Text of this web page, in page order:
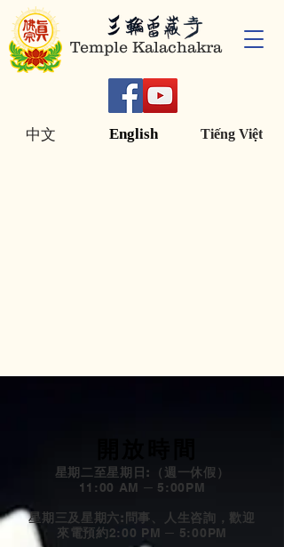
Temple Kalachakra
English Tiếng Việt
中文
星期二至星期日:（週一休假）
11:00 AM ─ 5:00PM
星期三及星期六:問事、人生咨詢，歡迎
來電預約2:00 PM ─ 5:00PM